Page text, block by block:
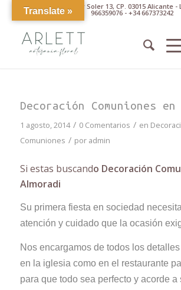
Av. Pintor Xavier Soler 13, CP. 03015 Alicante
966359076 - +34 667373242
Decoración Comuniones
1 agosto, 2014 / 0 Comentarios / en
Comuniones / por admin
Si estas buscando Decoración
Almoradi
Su primera fiesta en sociedad
atención y cuidado que la ocasión
Nos encargamos de todos los
en la iglesia como en el restaurante
para que todo sea perfecto y acorde a
Translate »